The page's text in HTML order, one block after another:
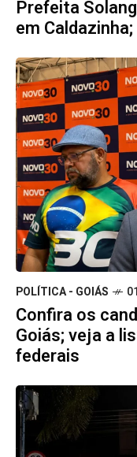
Prefeita
em
POLÍTICA - GOIÁS
Confira os
Goiás; veja a
federais